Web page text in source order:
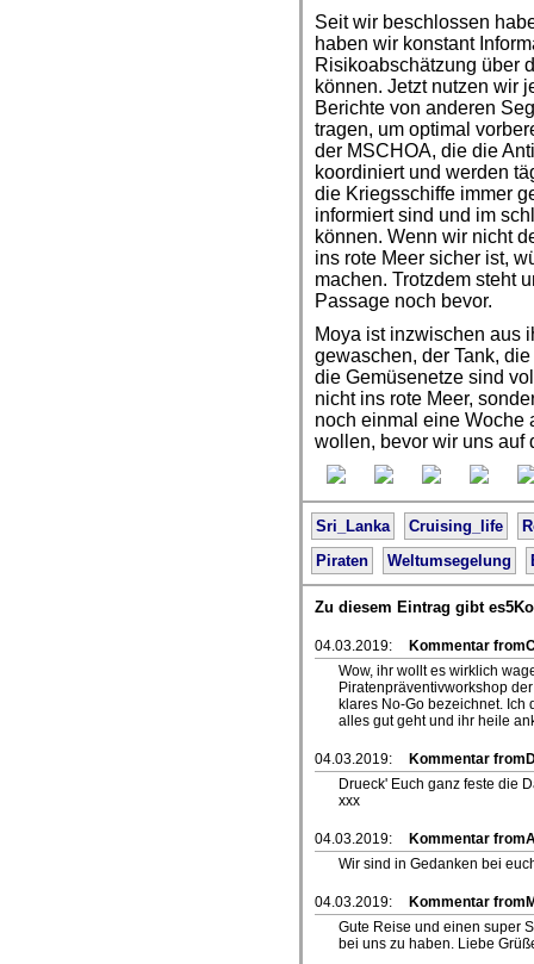
Seit wir beschlossen
haben wir konstant
Risikoabschätzung über
können. Jetzt nutzen wir
Berichte von anderen
tragen, um optimal
der MSCHOA, die die
koordiniert und werden
die Kriegsschiffe immer
informiert sind und im
können. Wenn wir nicht
ins rote Meer sicher ist,
machen. Trotzdem steht
Passage noch bevor.
Moya ist inzwischen aus
gewaschen, der Tank,
die Gemüsenetze sind
nicht ins rote Meer,
noch einmal eine Woche
wollen, bevor wir uns auf
Sri_Lanka Cruising_life
Piraten
Weltumsegelung
Zu diesem Eintrag gibt
04.03.2019:
Kommentar
Wow, ihr wollt es wirklich
Piratenpräventivworkshop
klares No-Go bezeichnet. Ich
alles gut geht und ihr heile
04.03.2019:
Kommentar
Drueck' Euch ganz feste die
xxx
04.03.2019:
Kommentar
Wir sind in Gedanken bei
04.03.2019:
Kommentar
Gute Reise und einen super
bei uns zu haben. Liebe